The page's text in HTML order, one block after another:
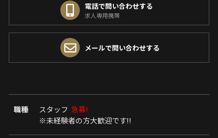
電話で問い合わせする
求人専用携帯
メールで問い合わせする
職種 スタッフ 急募!
※未経験者の方大歓迎です!!